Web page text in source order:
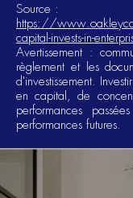
Source :
https://
capital-invests-in-
Avertissement :
règlement et les
d'investissement.
en capital, de
performances
performances futures.